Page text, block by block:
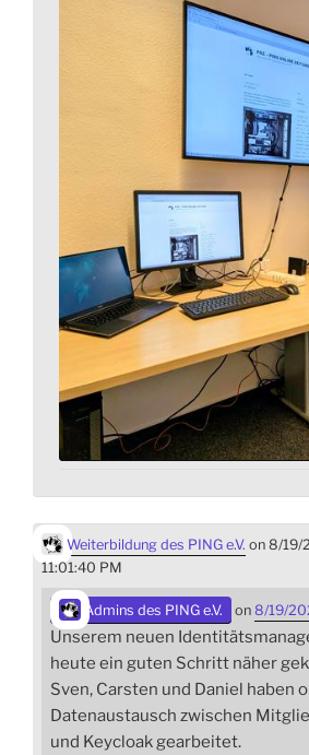
Weiterbildung des PING e.V. on 8/19/
11:01:40 PM
Admins des PING e.V. on 8/19/
Unserem neuen
heute ein guten Schritt näher
Sven, Carsten und Daniel haben
Datenaustausch zwischen
und Keycloak gearbeitet.